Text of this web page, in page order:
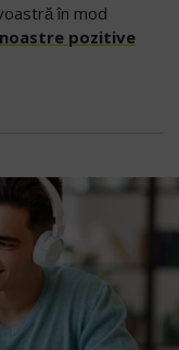
în mod
pozitive